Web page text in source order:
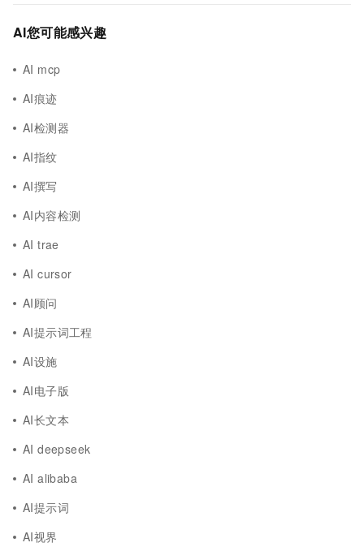
AI您可能感兴趣
AI mcp
AI痕迹
AI检测器
AI指纹
AI撰写
AI内容检测
AI trae
AI cursor
AI顾问
AI提示词工程
AI设施
AI电子版
AI长文本
AI deepseek
AI alibaba
AI提示词
AI视界